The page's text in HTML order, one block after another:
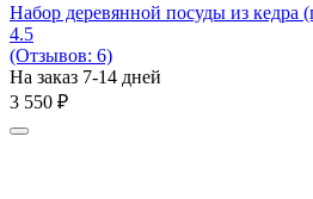
Набор деревянной посуды из кедра
4.5
(Отзывов: 6)
На заказ 7-14 дней
3 550 ₽